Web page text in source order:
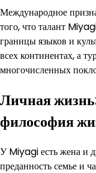
Международное
того, что талант
границы языков и
всех континентах, а
многочисленных
Личная
философия
У Miyagi есть жена и
преданность семье и